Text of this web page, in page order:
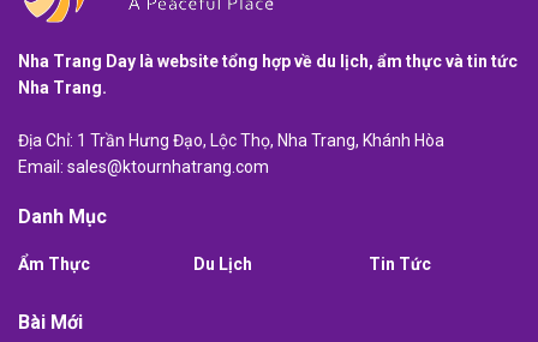
Nha Trang Day là website tổng hợp về du lịch, ẩm thực và tin tức
Nha Trang.
Địa Chỉ: 1 Trần Hưng Đạo, Lộc Thọ, Nha Trang, Khánh Hòa
Email: sales@ktournhatrang.com
Danh Mục
Ẩm Thực Du Lịch Tin Tức
Bài Mới